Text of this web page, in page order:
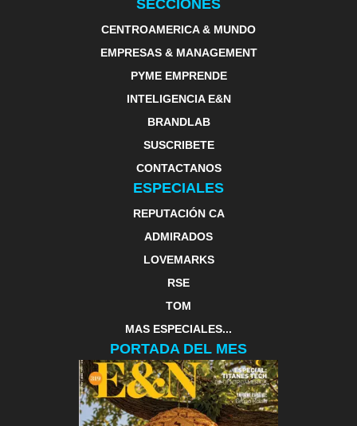
SECCIONES
CENTROAMERICA & MUNDO
EMPRESAS & MANAGEMENT
PYME EMPRENDE
INTELIGENCIA E&N
BRANDLAB
SUSCRIBETE
CONTACTANOS
ESPECIALES
REPUTACIÓN CA
ADMIRADOS
LOVEMARKS
RSE
TOM
MAS ESPECIALES...
PORTADA DEL MES